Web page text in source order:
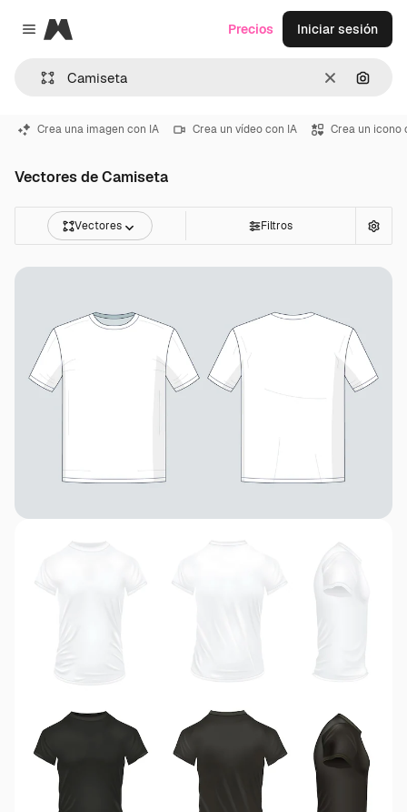
Close menu
Magnific
Borrar
Precios Iniciar sesión
Crea una imagen con IA Crea un vídeo con IA Crea un icono
Vectores de Camiseta
Vectores Filtros